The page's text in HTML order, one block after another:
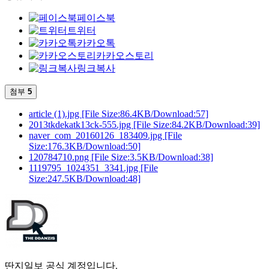
페이스북
트위터
카카오톡
카카오스토리
링크복사
첨부 5
article (1).jpg [File Size:86.4KB/Download:57]
2013tkdekatk13ck-555.jpg [File Size:84.2KB/Download:39]
naver_com_20160126_183409.jpg [File
Size:176.3KB/Download:50]
120784710.png [File Size:3.5KB/Download:38]
1119795_1024351_3341.jpg [File
Size:247.5KB/Download:48]
딴지일보 공식 계정입니다.